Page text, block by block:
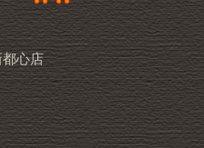
心店